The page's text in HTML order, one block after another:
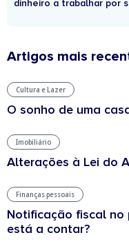
dinheiro a trabalhar por
Artigos mais
Cultura e Lazer
O sonho de uma
Imobiliário
Alterações à Lei do
Finanças pessoais
Notificação fiscal no
está a contar?